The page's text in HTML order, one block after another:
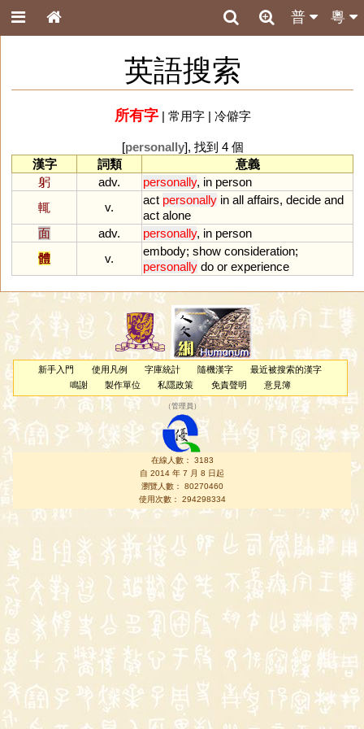
粵
普
英語搜索
所有字| 常用字| 冷僻字
[personally], 找到 4 個
漢字
詞類
意義
躬
adv. personally, in person
輒
v.
act personally in all affairs, decide and
act alone
面
adv. personally, in person
體
v.
embody; show consideration;
personally do or experience
新手入門 使用凡例 字庫統計 隨機漢字
最近被搜索的漢字
鳴謝
製作單位 私隱政策 免責聲明 意見簿
（管理員 ）
在線人數： 3183
自 2014 年 7 月 8 日起
瀏覽人數： 80270460
使用次數： 294298334